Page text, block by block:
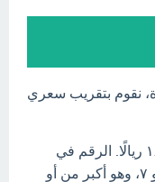
نقوم بتقريب سعري
سعر الهاتف هو ١٨٧ ريالًا. الرقم في
خانة العشرات هو ٨. الرقم الذي يليه هو ٧، وهو أكبر من أو